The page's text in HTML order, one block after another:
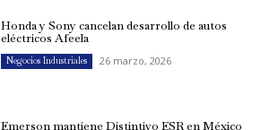
Honda y Sony cancelan desarrollo de autos
eléctricos Afeela
Negocios Industriales 26 marzo, 2026
Emerson mantiene Distintivo ESR en México